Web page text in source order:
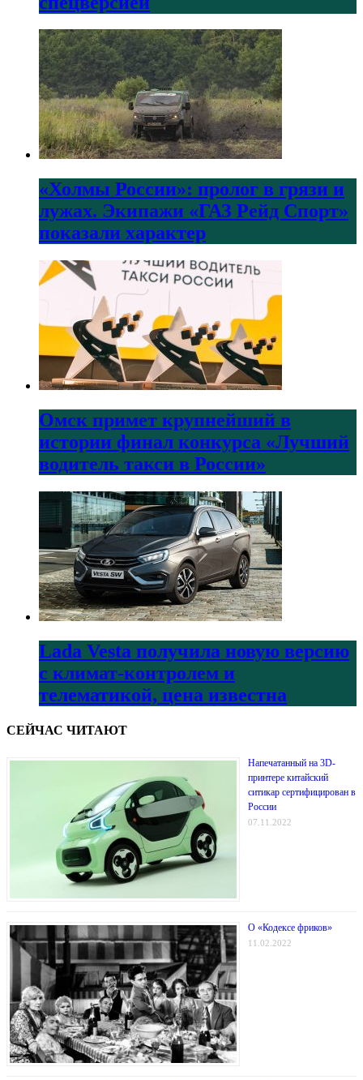
«Холмы России»: пролог в грязи и
лужах. Экипажи «ГАЗ Рейд Спорт»
показали характер
Омск примет крупнейший в
истории финал конкурса «Лучший
водитель такси в России»
Lada Vesta получила новую версию
с климат-контролем и
телематикой, цена известна
СЕЙЧАС ЧИТАЮТ
Напечатанный на 3D-
принтере китайский
ситикар сертифицирован в
России
07.11.2022
О «Кодексе фриков»
11.02.2022